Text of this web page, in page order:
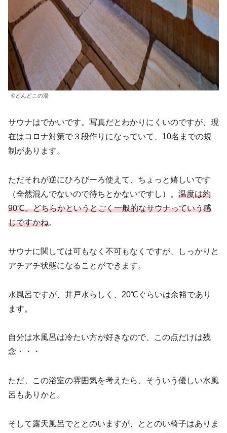
©どんどこの湯
サウナはでかいです。写真だとわかりにくいのですが、現
在はコロナ対策で３段作りになっていて、10名までの規
制があります。
ただそれが逆にひろびーろ使えて、ちょっと嬉しいです
（全然混んでないので待ちとかないですし）。 温度は約
90℃。どちらかというとごく一般的なサウナっていう感
じですかね。
サウナに関しては可もなく不可もなくですが、しっかりと
アチアチ状態になることができます。
水風呂ですが、井戸水らしく、20℃ぐらいは余裕であり
ます。
自分は水風呂は冷たい方が好きなので、この点だけは残
念・・・
ただ、この浴室の雰囲気を考えたら、そういう優しい水風
呂もありかと。
そして露天風呂でととのいますが、ととのい椅子はありま